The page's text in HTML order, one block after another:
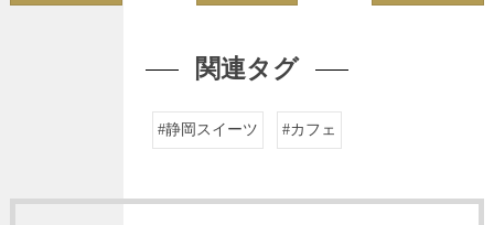
関連タグ
#静岡スイーツ #カフェ